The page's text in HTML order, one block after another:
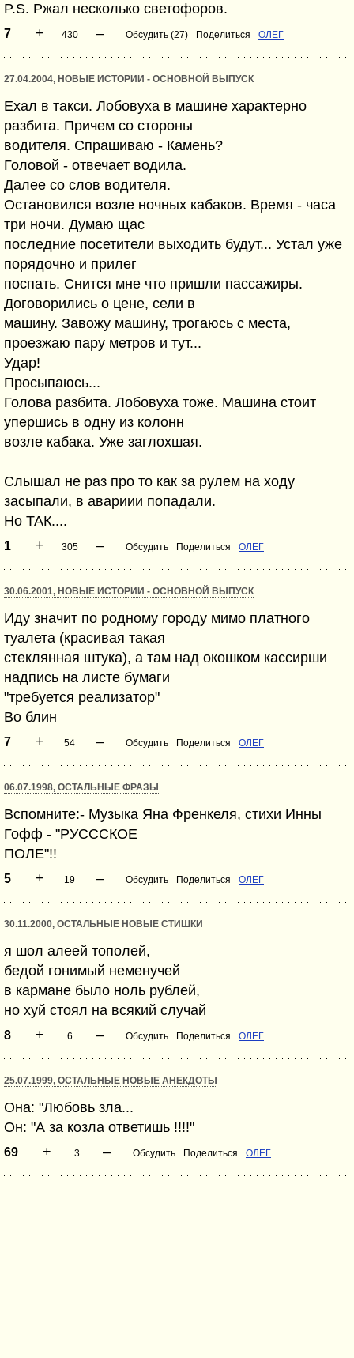
P.S. Ржал несколько светофоров.
7 + 430 – Обсудить (27) Поделиться ОЛЕГ
27.04.2004, НОВЫЕ ИСТОРИИ - ОСНОВНОЙ ВЫПУСК
Ехал в такси. Лобовуха в машине характерно
разбита. Причем со стороны
водителя. Спрашиваю - Камень?
Головой - отвечает водила.
Далее со слов водителя.
Остановился возле ночных кабаков. Время - часа
три ночи. Думаю щас
последние посетители выходить будут... Устал уже
порядочно и прилег
поспать. Снится мне что пришли пассажиры.
Договорились о цене, сели в
машину. Завожу машину, трогаюсь с места,
проезжаю пару метров и тут...
Удар!
Просыпаюсь...
Голова разбита. Лобовуха тоже. Машина стоит
упершись в одну из колонн
возле кабака. Уже заглохшая.
Слышал не раз про то как за рулем на ходу
засыпали, в авариии попадали.
Но ТАК....
1 + 305 – Обсудить Поделиться ОЛЕГ
30.06.2001, НОВЫЕ ИСТОРИИ - ОСНОВНОЙ ВЫПУСК
Иду значит по родному городу мимо платного
туалета (красивая такая
стеклянная штука), а там над окошком кассирши
надпись на листе бумаги
"требуется реализатор"
Во блин
7 + 54 – Обсудить Поделиться ОЛЕГ
06.07.1998, ОСТАЛЬНЫЕ ФРАЗЫ
Вспомните:- Музыка Яна Френкеля, стихи Инны
Гофф - "РУСССКОЕ
ПОЛЕ"!!
5 + 19 – Обсудить Поделиться ОЛЕГ
30.11.2000, ОСТАЛЬНЫЕ НОВЫЕ СТИШКИ
я шол алеей тополей,
бедой гонимый неменучей
в кармане было ноль рублей,
но хуй стоял на всякий случай
8 + 6 – Обсудить Поделиться ОЛЕГ
25.07.1999, ОСТАЛЬНЫЕ НОВЫЕ АНЕКДОТЫ
Она: "Любовь зла...
Он: "А за козла ответишь !!!!"
69 + 3 – Обсудить Поделиться ОЛЕГ